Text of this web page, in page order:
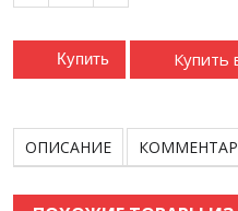
Купить Купить
ОПИСАНИЕ